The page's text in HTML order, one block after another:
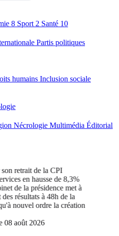
8 Sport 2 Santé 10
Partis politiques
humains Inclusion sociale
Nécrologie Multimédia Éditorial
retrait de la CPI
en hausse de 8,3%
de la présidence met à
résultats à 48h de la
ordre la création
08 août 2026